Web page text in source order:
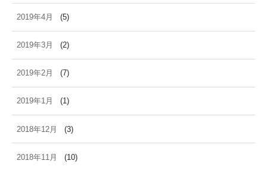
2019年4月 (5)
2019年3月 (2)
2019年2月 (7)
2019年1月 (1)
2018年12月 (3)
2018年11月 (10)